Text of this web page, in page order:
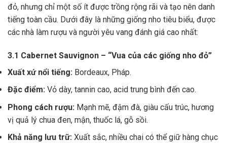
đỏ, nhưng chỉ một số ít được trồng rộng rãi và tạo nên danh
tiếng toàn cầu. Dưới đây là những giống nho tiêu biểu, được
các nhà làm rượu và người yêu vang đánh giá cao nhất:
3.1 Cabernet Sauvignon – “Vua của các giống nho đỏ”
Xuất xứ nổi tiếng: Bordeaux, Pháp.
Đặc điểm: Vỏ dày, tannin cao, acid trung bình đến cao.
Phong cách rượu: Mạnh mẽ, đậm đà, giàu cấu trúc, hương
vị quả lý chua đen, mận, thuốc lá, gỗ sồi.
Khả năng lưu trữ: Xuất sắc, nhiều chai có thể giữ hàng chục